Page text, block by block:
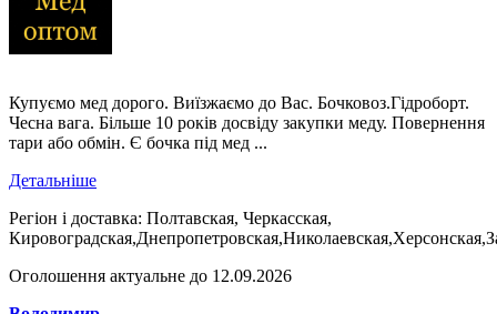
Купуємо мед дорого. Виїзжаємо до Вас. Бочковоз.Гідроборт.
Чесна вага. Більше 10 років досвіду закупки меду. Повернення
тари або обмін. Є бочка під мед ...
Детальніше
Регіон і доставка: Полтавская, Черкасская,
Оголошення актуальне до 12.09.2026